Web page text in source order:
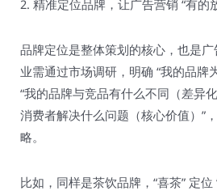
2. 精准定位品牌，让广告营销 “有的
品牌定位是整体策划的核心，也是广
业需通过市场调研，明确 “我的品牌
“我的品牌与竞品有什么不同（差异
消费者解决什么问题（核心价值）”
略。​
比如，同样是茶饮品牌，“喜茶” 定